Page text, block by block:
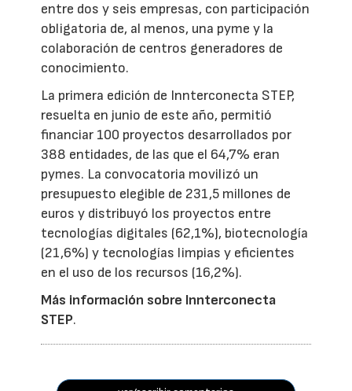
entre dos y seis empresas, con participación
obligatoria de, al menos, una pyme y la
colaboración de centros generadores de
conocimiento.
La primera edición de Innterconecta STEP,
resuelta en junio de este año, permitió
financiar 100 proyectos desarrollados por
388 entidades, de las que el 64,7% eran
pymes. La convocatoria movilizó un
presupuesto elegible de 231,5 millones de
euros y distribuyó los proyectos entre
tecnologías digitales (62,1%), biotecnología
(21,6%) y tecnologías limpias y eficientes
en el uso de los recursos (16,2%).
Más información sobre Innterconecta
STEP.